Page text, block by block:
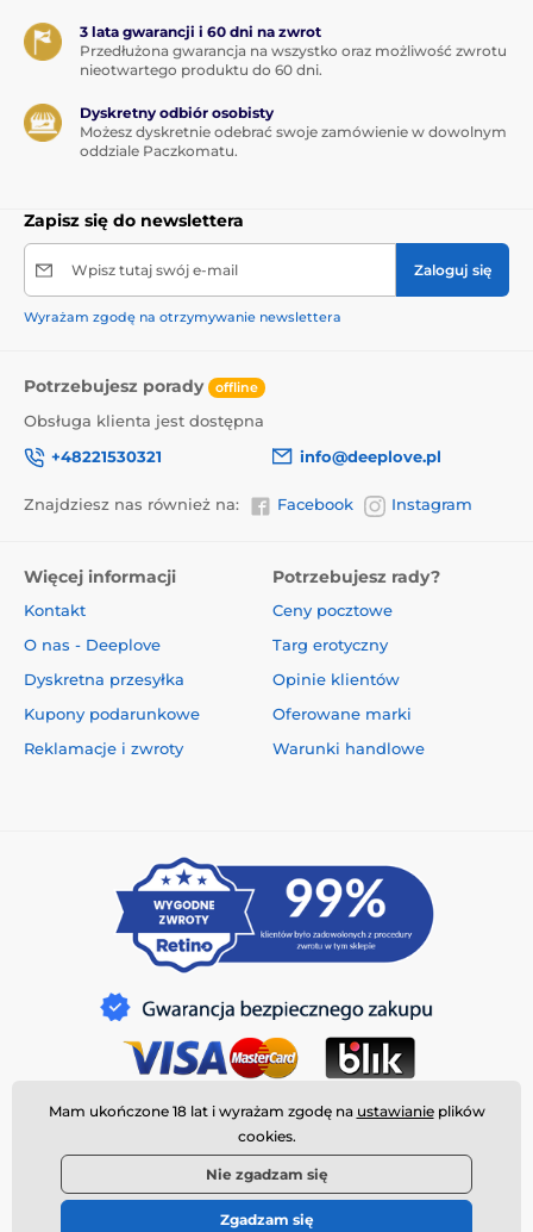
3 lata gwarancji i 60 dni na zwrot
Przedłużona gwarancja na wszystko oraz możliwość zwrotu
nieotwartego produktu do 60 dni.
Dyskretny odbiór osobisty
Możesz dyskretnie odebrać swoje zamówienie w dowolnym
oddziale Paczkomatu.
Zapisz się do newslettera
Wpisz tutaj swój e-mail Zaloguj się
Wyrażam zgodę na otrzymywanie newslettera
Potrzebujesz porady offline
Obsługa klienta jest dostępna
+48221530321
info@deeplove.pl
Znajdziesz nas również na: Facebook Instagram
Więcej informacji
Kontakt
O nas - Deeplove
Dyskretna przesyłka
Kupony podarunkowe
Reklamacje i zwroty
Potrzebujesz rady?
Ceny pocztowe
Targ erotyczny
Opinie klientów
Oferowane marki
Warunki handlowe
© 2026 www.deeplove.pl ⦁ Utworzono e-sklep
Mam ukończone 18 lat i wyrażam zgodę na ustawianieplików
cookies.
Nie zgadzam się
Zgadzam się